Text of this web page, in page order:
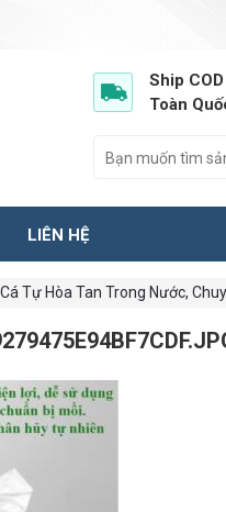
Ship COD
Toàn
LIÊN HỆ
Tự Hòa Tan Trong Nước,